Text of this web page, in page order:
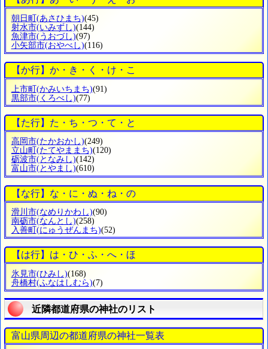
朝日町 (あさひまち)(45)
射水市(いみずし)(144)
魚津市(うおづし)(97)
小矢部市(おやべし)(116)
【か行】か・き・く・け・こ
上市町(かみいちまち)(91)
黒部市(くろべし)(77)
【た行】た・ち・つ・て・と
高岡市(たかおかし)(249)
立山町 (たてやままち)(120)
砺波市(となみし)(142)
富山市(とやまし)(610)
【な行】な・に・ぬ・ね・の
滑川市(なめりかわし)(90)
南砺市(なんとし)(258)
入善町 (にゅうぜんまち)(52)
【は行】は・ひ・ふ・へ・ほ
氷見市(ひみし)(168)
舟橋村(ふなはしむら)(7)
近隣都道府県の神社のリスト
富山県周辺の都道府県の神社一覧表